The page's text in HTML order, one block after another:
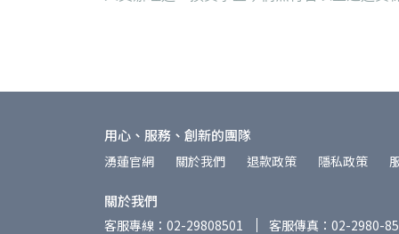
用心、服務、創新的團隊
湧蓮官網 關於我們 退款政策 隱私政策
關於我們
客服專線：02-29808501 客服傳真：02-2980-